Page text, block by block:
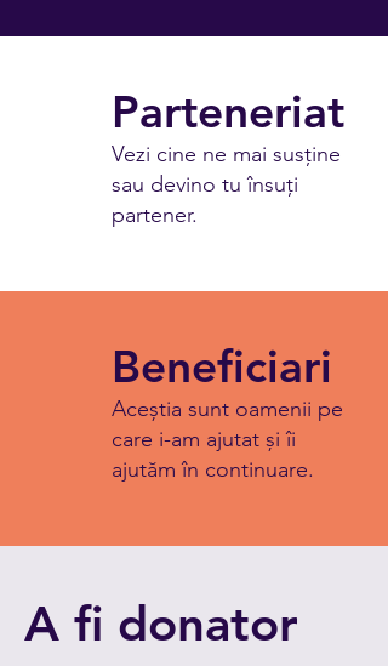
Parteneriat
Vezi cine ne mai susține
sau devino tu însuți
partener.
Beneficiari
Aceștia sunt oamenii pe
care i-am ajutat și îi
ajutăm în continuare.
A fi donator